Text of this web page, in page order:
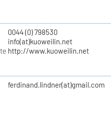
0044 (0) 798530
info(at)kuoweilin.net
http://www.kuoweilin.net
ferdinand.lindner(at)gmail.com